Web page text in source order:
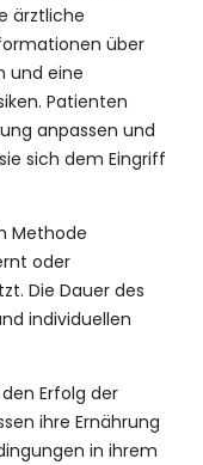
ärztliche
über
und eine
Patienten
anpassen und
sich dem Eingriff
Methode
oder
Die Dauer des
individuellen
Erfolg der
ihre Ernährung
in ihrem